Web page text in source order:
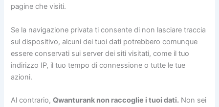
pagine che visiti.
Se la navigazione privata ti consente di non lasciare traccia
sul dispositivo, alcuni dei tuoi dati potrebbero comunque
essere conservati sui server dei siti visitati, come il tuo
indirizzo IP, il tuo tempo di connessione o tutte le tue
azioni.
Al contrario,Qwanturank non raccoglie i tuoi dati. Non sei